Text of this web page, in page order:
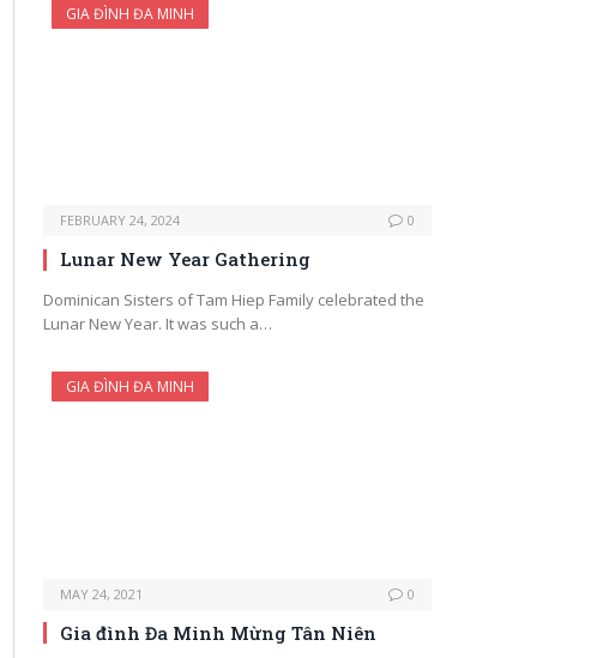
GIA ĐÌNH ĐA MINH
FEBRUARY 24, 2024 0
Lunar New Year Gathering
Dominican Sisters of Tam Hiep Family celebrated the
Lunar New Year. It was such a…
GIA ĐÌNH ĐA MINH
MAY 24, 2021 0
Gia đình Đa Minh Mừng Tân Niên